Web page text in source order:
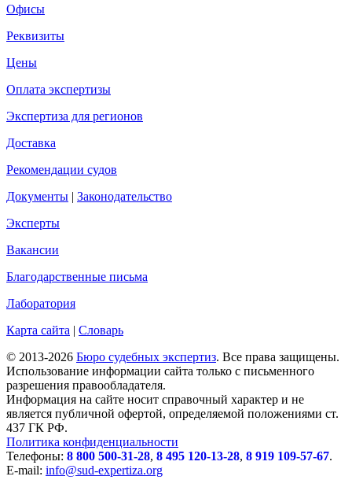
Офисы
Реквизиты
Цены
Оплата экспертизы
Экспертиза для регионов
Доставка
Рекомендации судов
Документы | Законодательство
Эксперты
Вакансии
Благодарственные письма
Лаборатория
Карта сайта | Словарь
© 2013-2026 Бюро судебных экспертиз. Все права защищены.
Использование информации сайта только с письменного
разрешения правообладателя.
Информация на сайте носит справочный характер и не
является публичной офертой, определяемой положениями ст.
437 ГК РФ.
Политика конфиденциальности
Телефоны: 8 800 500-31-28, 8 495 120-13-28, 8 919 109-57-67.
E-mail: info@sud-expertiza.org